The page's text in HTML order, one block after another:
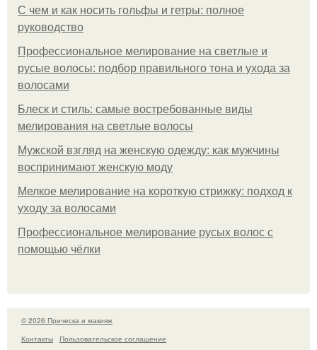
С чем и как носить гольфы и гетры: полное
руководство
Профессиональное мелирование на светлые и
русые волосы: подбор правильного тона и ухода за
волосами
Блеск и стиль: самые востребованные виды
мелирования на светлые волосы
Мужской взгляд на женскую одежду: как мужчины
воспринимают женскую моду
Мелкое мелирование на короткую стрижку: подход к
уходу за волосами
Профессиональное мелирование русых волос с
помощью чёлки
© 2026 Прическа и макияж
Контакты
Пользовательское соглашение